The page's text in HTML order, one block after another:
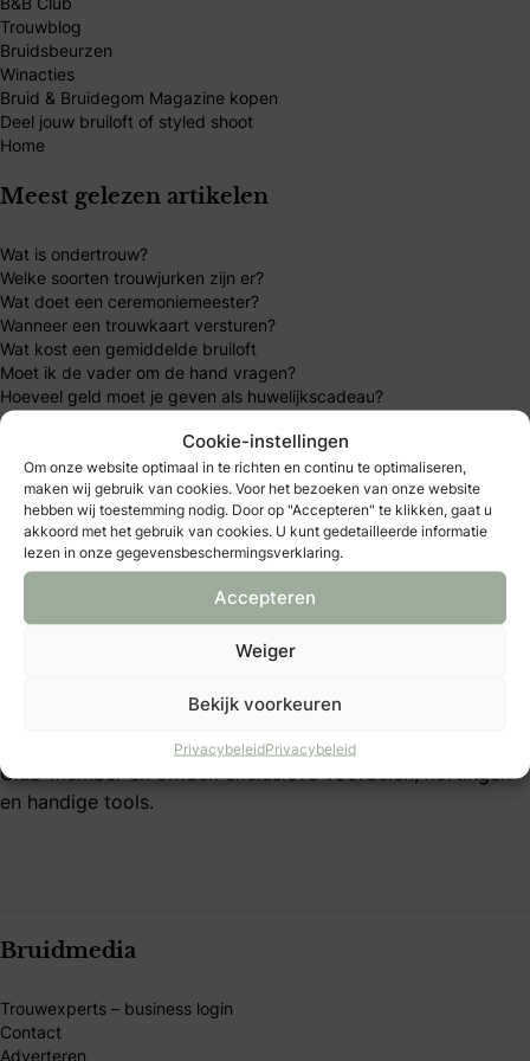
Cookie-instellingen
Om onze website optimaal in te richten en continu te optimaliseren,
maken wij gebruik van cookies. Voor het bezoeken van onze website
hebben wij toestemming nodig. Door op "Accepteren" te klikken, gaat u
akkoord met het gebruik van cookies. U kunt gedetailleerde informatie
lezen in onze gegevensbeschermingsverklaring.
Accepteren
Weiger
Bekijk voorkeuren
PrivacybeleidPrivacybeleid
Trouwblog
Bruidsbeurzen
Winacties
Bruid & Bruidegom Magazine kopen
Deel jouw bruiloft of styled shoot
Home
Meest gelezen artikelen
Wat is ondertrouw?
Welke soorten trouwjurken zijn er?
Wat doet een ceremoniemeester?
Wanneer een trouwkaart versturen?
Wat kost een gemiddelde bruiloft
Moet ik de vader om de hand vragen?
Hoeveel geld moet je geven als huwelijkscadeau?
B&B Club – inloggen
B&B Club – registreren
B&B Club – voordelen
B&B Club – voorwaarden
Over Bruid & Bruidegom
persoonlijk willen maken. Vind inspiratie, tips en
betrouwbare trouwexperts op één platform. Word B&B
Club-member en ontdek exclusieve voordelen, kortingen
en handige tools.
Bruidmedia
Trouwexperts – business login
Contact
Adverteren